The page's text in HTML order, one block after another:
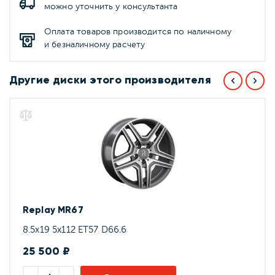
можно уточнить у консультанта
Оплата товаров производится по наличному
и безналичному расчету
Другие диски этого производителя
Replay MR67
8.5x19 5x112 ET57 D66.6
25 500 ₽